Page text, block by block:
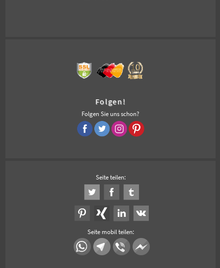
Folgen!
Folgen Sie uns schon?
Seite teilen:
Seite mobil teilen: